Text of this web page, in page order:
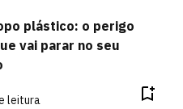
plástico: o perigo
vai parar no seu
leitura